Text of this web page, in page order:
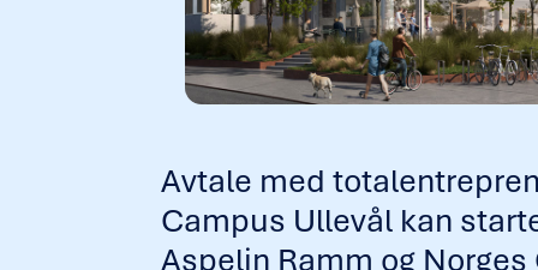
Avtale med
Campus Ullevål kan
Aspelin Ramm og